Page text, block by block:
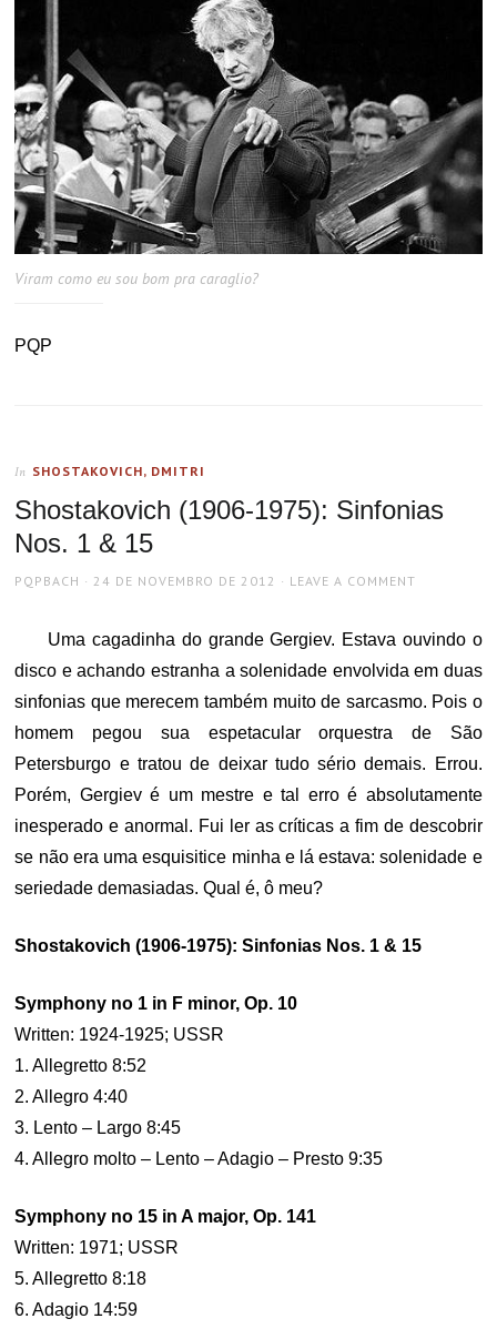
Viram como eu sou bom pra caraglio?
PQP
In SHOSTAKOVICH, DMITRI
Shostakovich (1906-1975): Sinfonias
Nos. 1 & 15
AUTHOR
PQPBACH
POSTED
24 DE NOVEMBRO DE 2012 LEAVE A COMMENT
Uma cagadinha do grande Gergiev. Estava ouvindo o
disco e achando estranha a solenidade envolvida em duas
sinfonias que merecem também muito de sarcasmo. Pois o
homem pegou sua espetacular orquestra de São
Petersburgo e tratou de deixar tudo sério demais. Errou.
Porém, Gergiev é um mestre e tal erro é absolutamente
inesperado e anormal. Fui ler as críticas a fim de descobrir
se não era uma esquisitice minha e lá estava: solenidade e
seriedade demasiadas. Qual é, ô meu?
Shostakovich (1906-1975): Sinfonias Nos. 1 & 15
Symphony no 1 in F minor, Op. 10
Written: 1924-1925; USSR
1. Allegretto 8:52
2. Allegro 4:40
3. Lento – Largo 8:45
4. Allegro molto – Lento – Adagio – Presto 9:35
Symphony no 15 in A major, Op. 141
Written: 1971; USSR
5. Allegretto 8:18
6. Adagio 14:59